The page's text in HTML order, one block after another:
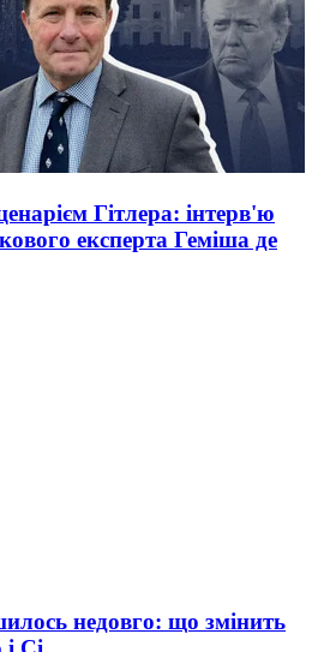
Гітлера: інтерв'ю
експерта Геміша де
недовго: що змінить